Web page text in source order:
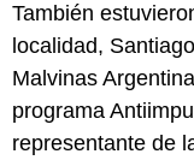
También
localidad,
Malvinas
programa
representante de